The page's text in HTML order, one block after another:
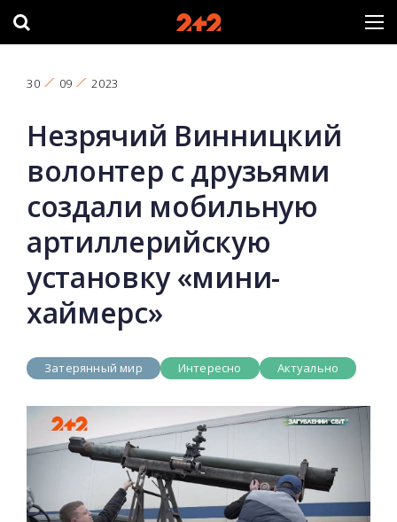
30 09 2023
Незрячий Винницкий
волонтер с друзьями
создали мобильную
артиллерийскую
установку «мини-
хаймерс»
Затерянный мир Интересно Актуально